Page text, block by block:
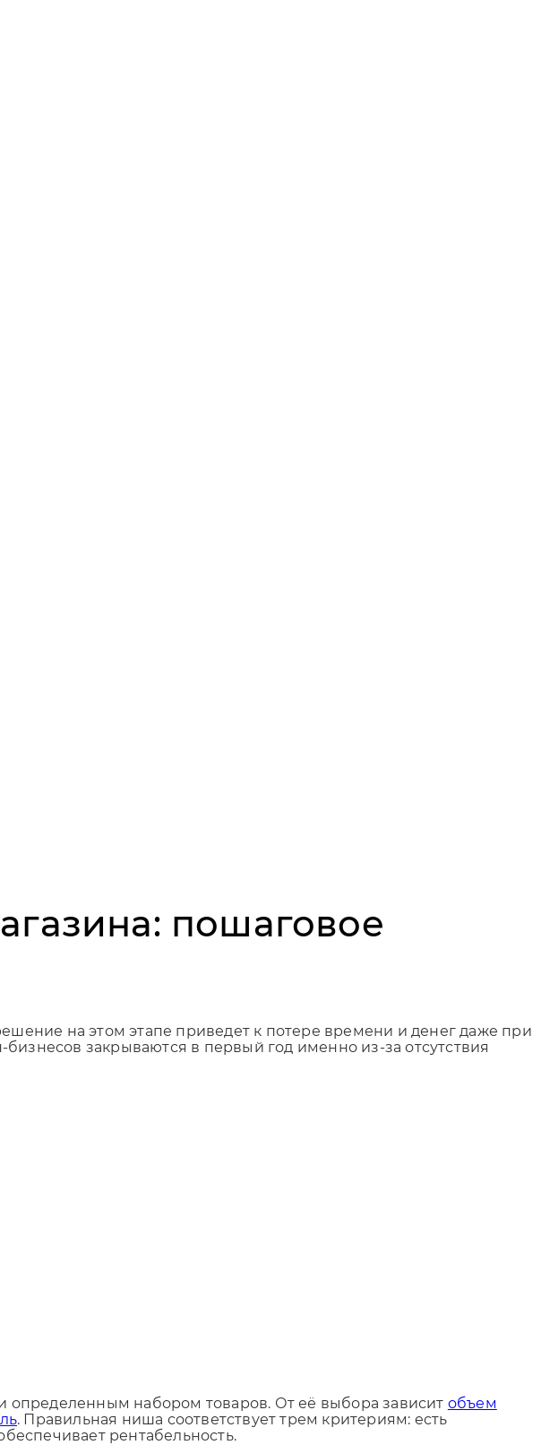
пошаговое
на этом этапе приведет к потере времени и денег даже при
закрываются в первый год именно из-за отсутствия
набором товаров. От её выбора зависит объем
. Правильная ниша соответствует трем критериям: есть
рентабельность.